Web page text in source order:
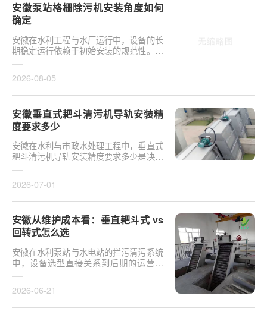
安徽泵站格栅除污机安装角度如何
确定
安徽在水利工程与水厂运行中，设备的长
期稳定运行依赖于初始安装的规范性。对
于泵站核心拦污设备而言，其倾斜度直接
2026-08-05
安徽垂直式耙斗清污机导轨安装精
度要求多少
安徽在水利与市政水处理工程中，垂直式
耙斗清污机导轨安装精度要求多少是决定
设备运行平稳性的核心**。导轨作为耙斗
2026-07-01
安徽从维护成本看：垂直耙斗式 vs
回转式怎么选
安徽在水利泵站与水电站的拦污清污系统
中，设备选型直接关系到后期的运营开
支。探讨从维护成本看：垂直耙斗式 vs
2026-06-21